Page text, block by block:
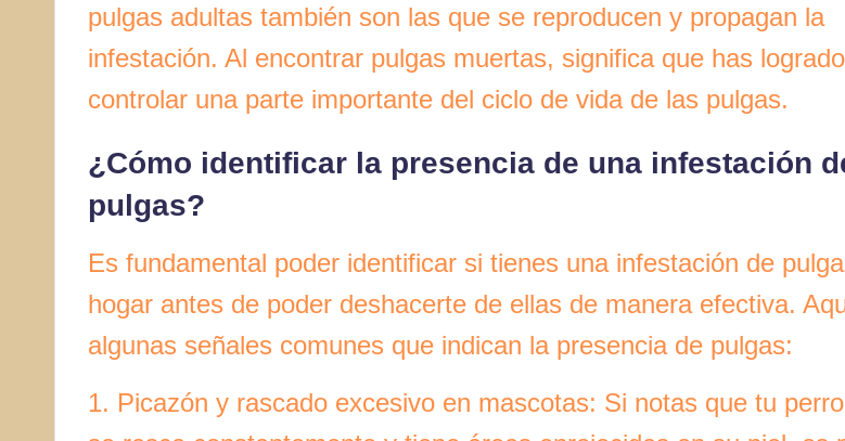
pulgas adultas también son las que se reproducen y propagan la
infestación. Al encontrar pulgas muertas, significa que has logrado
controlar una parte importante del ciclo de vida de las pulgas.
¿Cómo identificar la presencia de una infestación
pulgas?
Es fundamental poder identificar si tienes una infestación de
hogar antes de poder deshacerte de ellas de manera efectiva.
algunas señales comunes que indican la presencia de pulgas:
1. Picazón y rascado excesivo en mascotas: Si notas que tu